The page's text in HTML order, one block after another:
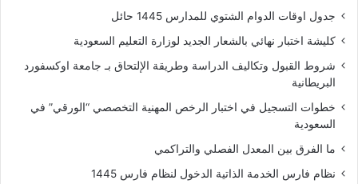
جدول اوقات الدوام الشتوي للمدارس 1445 حائل
كليشة اختبار نهائي بالشعار الجديد لوزارة التعليم السعودية
شروط القبول وتكاليف الدراسة وطريقة الإلتحاق بـ جامعة اوكسفورد
البريطانية
خطوات التسجيل في اختبار الرخص المهنية التخصصي “الورقي” في
السعودية
ما الفرق بين المعدل الفصلي والتراكمي
نظام فارس الخدمة الذاتية الدخول لنظام فارس 1445